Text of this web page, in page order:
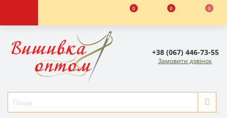
0 0 0
+38 (067) 446-73-55
Замовити дзвінок